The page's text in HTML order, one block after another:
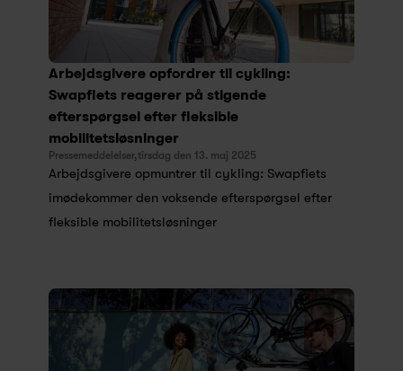
Arbejdsgivere opfordrer til cykling:
Swapfiets reagerer på stigende
efterspørgsel efter fleksible
mobilitetsløsninger
Pressemeddelelser,tirsdag den 13. maj 2025
Arbejdsgivere opmuntrer til cykling: Swapfiets
imødekommer den voksende efterspørgsel efter
fleksible mobilitetsløsninger